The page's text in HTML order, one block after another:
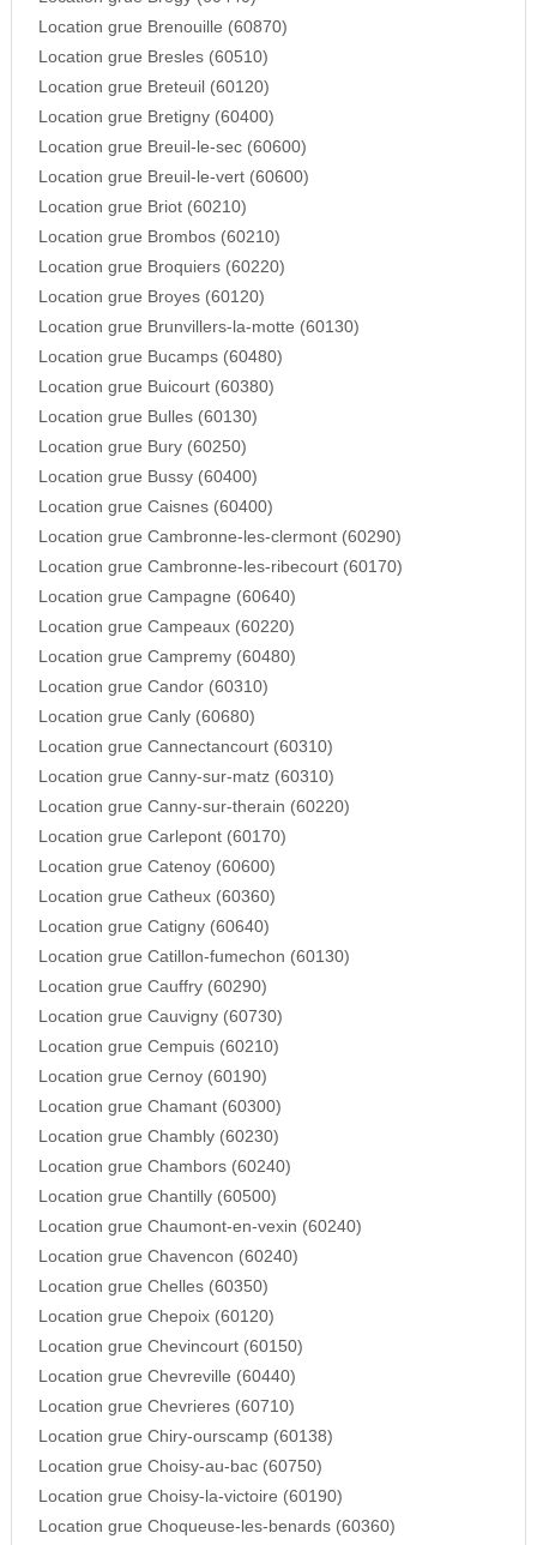
Location grue Brenouille (60870)
Location grue Bresles (60510)
Location grue Breteuil (60120)
Location grue Bretigny (60400)
Location grue Breuil-le-sec (60600)
Location grue Breuil-le-vert (60600)
Location grue Briot (60210)
Location grue Brombos (60210)
Location grue Broquiers (60220)
Location grue Broyes (60120)
Location grue Brunvillers-la-motte (60130)
Location grue Bucamps (60480)
Location grue Buicourt (60380)
Location grue Bulles (60130)
Location grue Bury (60250)
Location grue Bussy (60400)
Location grue Caisnes (60400)
Location grue Cambronne-les-clermont (60290)
Location grue Cambronne-les-ribecourt (60170)
Location grue Campagne (60640)
Location grue Campeaux (60220)
Location grue Campremy (60480)
Location grue Candor (60310)
Location grue Canly (60680)
Location grue Cannectancourt (60310)
Location grue Canny-sur-matz (60310)
Location grue Canny-sur-therain (60220)
Location grue Carlepont (60170)
Location grue Catenoy (60600)
Location grue Catheux (60360)
Location grue Catigny (60640)
Location grue Catillon-fumechon (60130)
Location grue Cauffry (60290)
Location grue Cauvigny (60730)
Location grue Cempuis (60210)
Location grue Cernoy (60190)
Location grue Chamant (60300)
Location grue Chambly (60230)
Location grue Chambors (60240)
Location grue Chantilly (60500)
Location grue Chaumont-en-vexin (60240)
Location grue Chavencon (60240)
Location grue Chelles (60350)
Location grue Chepoix (60120)
Location grue Chevincourt (60150)
Location grue Chevreville (60440)
Location grue Chevrieres (60710)
Location grue Chiry-ourscamp (60138)
Location grue Choisy-au-bac (60750)
Location grue Choisy-la-victoire (60190)
Location grue Choqueuse-les-benards (60360)